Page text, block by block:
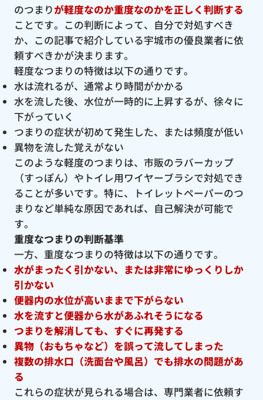
のつまりが軽度なのか重度なのかを正しく判断する
ことです。この判断によって、自分で対処すべき
か、この記事で紹介している宇城市の優良業者に依
頼すべきかが決まります。
軽度なつまりの特徴は以下の通りです。
水は流れるが、通常より時間がかかる
水を流した後、水位が一時的に上昇するが、徐々に
下がっていく
つまりの症状が初めて発生した、または頻度が低い
異物を流した覚えがない
このような軽度のつまりは、市販のラバーカップ
（すっぽん）やトイレ用ワイヤーブラシで対処でき
ることが多いです。特に、トイレットペーパーのつ
まりなど単純な原因であれば、自己解決が可能で
す。
重度なつまりの判断基準
一方、重度なつまりの特徴は以下の通りです。
水がまったく引かない、または非常にゆっくりしか
引かない
便器内の水位が高いままで下がらない
水を流すと便器から水があふれそうになる
つまりを解消しても、すぐに再発する
異物（おもちゃなど）を誤って流してしまった
複数の排水口（洗面台や風呂）でも排水の問題があ
る
これらの症状が見られる場合は、専門業者に依頼す